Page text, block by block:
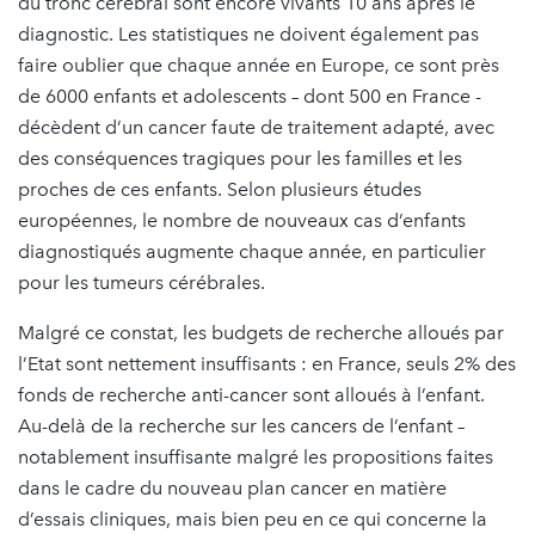
diagnostic. Les statistiques ne doivent également pas
faire oublier que chaque année en Europe, ce sont près
de 6000 enfants et adolescents – dont 500 en France -
décèdent d’un cancer faute de traitement adapté, avec
des conséquences tragiques pour les familles et les
proches de ces enfants. Selon plusieurs études
européennes, le nombre de nouveaux cas d’enfants
diagnostiqués augmente chaque année, en particulier
pour les tumeurs cérébrales.
Malgré ce constat, les budgets de recherche alloués par
l’Etat sont nettement insuffisants : en France, seuls 2% des
fonds de recherche anti-cancer sont alloués à l’enfant.
Au-delà de la recherche sur les cancers de l’enfant –
notablement insuffisante malgré les propositions faites
dans le cadre du nouveau plan cancer en matière
d’essais cliniques, mais bien peu en ce qui concerne la